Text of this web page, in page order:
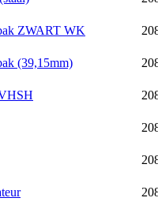
ZWART WK
(39,15mm)